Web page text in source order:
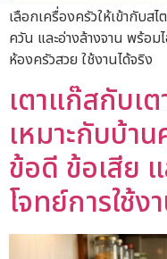
เลือกเครื่องครัวให้เข้ากับส
ควัน และอ่างล้างจาน พร้อม
ห้องครัวสวย ใช้งานได้จริง
เตาแก๊สกับเ
เหมาะกับบ้า
ข้อดี ข้อเสีย
โจทย์การใช้ง